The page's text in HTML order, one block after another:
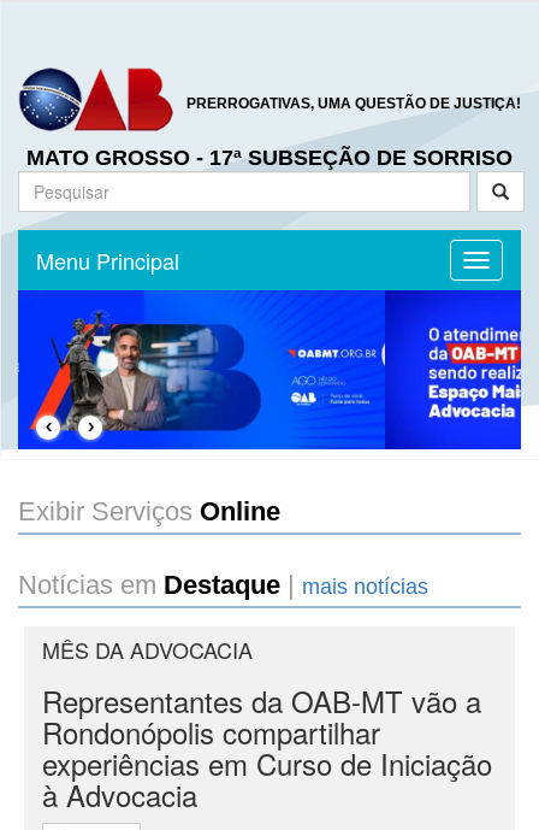
PRERROGATIVAS, UMA QUESTÃO DE JUSTIÇA!
MATO GROSSO - 17ª SUBSEÇÃO DE SORRISO
Toggle
Menu Principal
‹ ›
Exibir Serviços Online
Notícias em Destaque mais notícias
MÊS DA ADVOCACIA
Representantes da OAB-MT vão a
Rondonópolis compartilhar
experiências em Curso de Iniciação
à Advocacia